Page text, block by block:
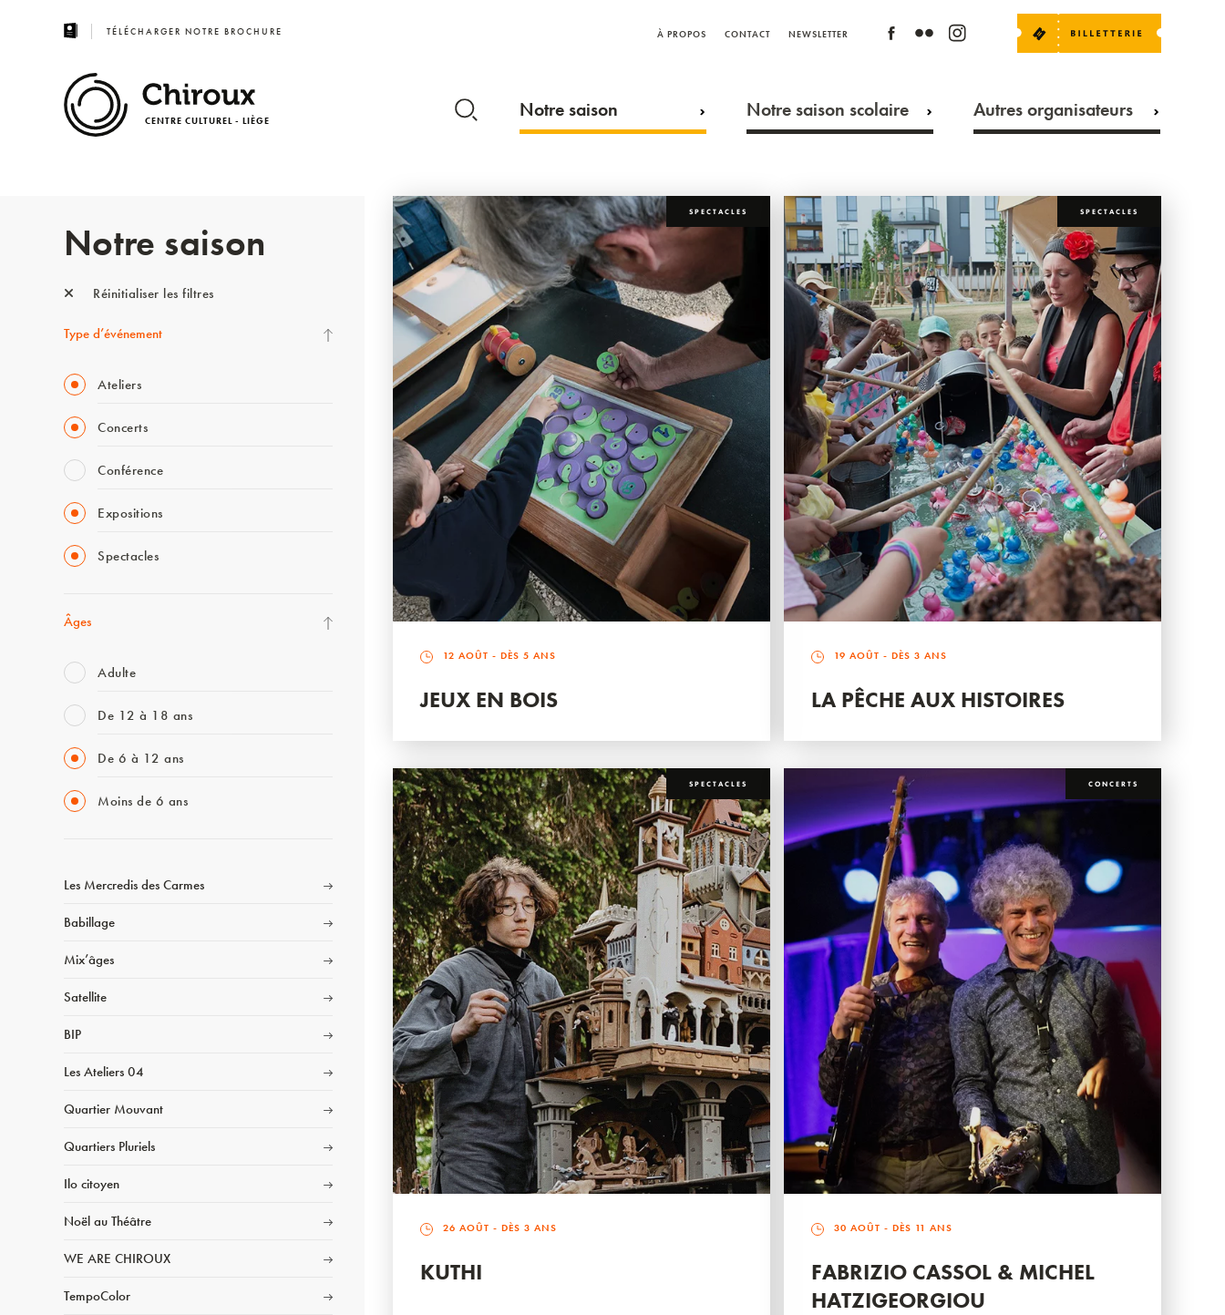
TÉLÉCHARGER NOTRE BROCHURE À PROPOS CONTACT NEWSLETTER
CENTRE CULTUREL - LIÈGE Notre saison Notre saison scolaire Autres organisateurs
Notre saison
Réinitialiser les filtres
Type d’événement
Ateliers
Concerts
Conférence
Expositions
Spectacles
Âges
Adulte
De 12 à 18 ans
De 6 à 12 ans
Moins de 6 ans
Les Mercredis des Carmes
Babillage
Mix’âges
Satellite
BIP
Les Ateliers 04
Quartier Mouvant
Quartiers Pluriels
Ilo citoyen
Noël au Théâtre
WE ARE CHIROUX
TempoColor
SPECTACLES
12 AOÛT - DÈS 5 ANS
JEUX EN BOIS
SPECTACLES
19 AOÛT - DÈS 3 ANS
LA PÊCHE AUX HISTOIRES
SPECTACLES
26 AOÛT - DÈS 3 ANS
KUTHI
CONCERTS
30 AOÛT - DÈS 11 ANS
FABRIZIO CASSOL & MICHEL
HATZIGEORGIOU